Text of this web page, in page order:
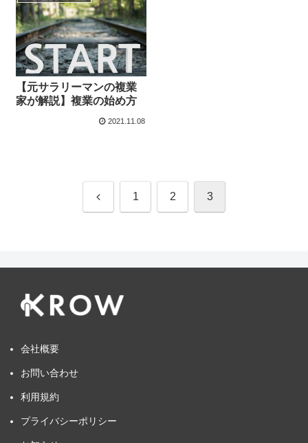
【元サラリーマンの複業
家が解説】複業の始め方
2021.11.08
前 1 2 3
会社概要
お問い合わせ
利用規約
プライバシーポリシー